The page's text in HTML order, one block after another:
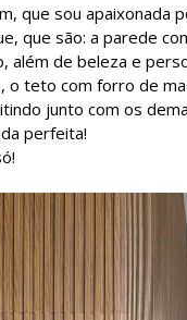
que sou apaixonada
que são: a parede
além de beleza e
o teto com forro de
junto com os
perfeita!